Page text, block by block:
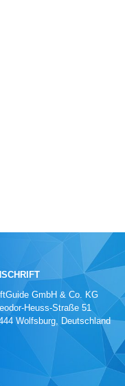
GmbH & Co. KG
Heuss-Straße 51
Wolfsburg, Deutschland